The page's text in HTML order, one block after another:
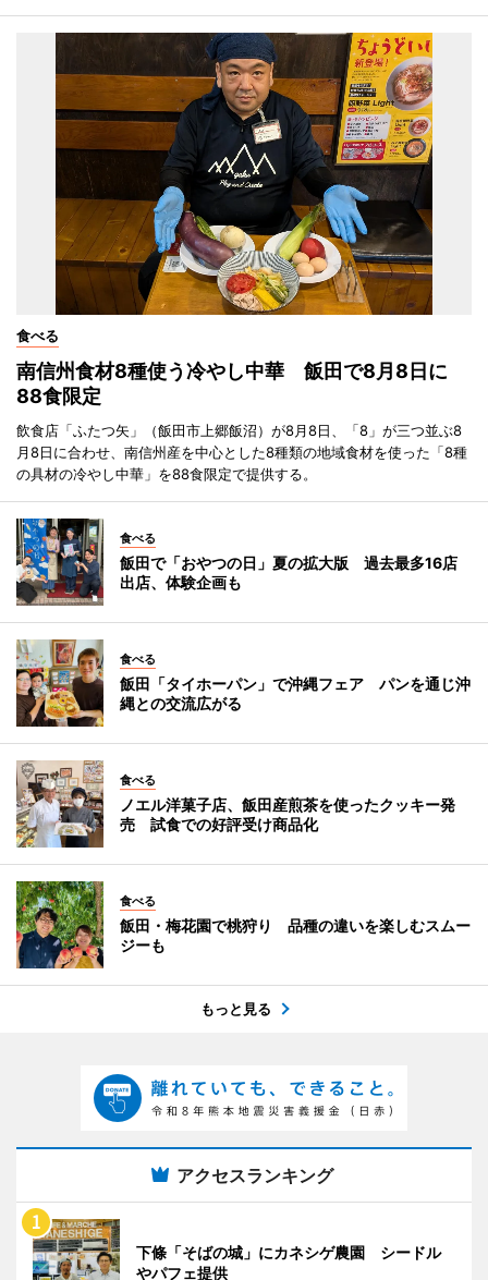
食べる
南信州食材8種使う冷やし中華 飯田で8月8日に
88食限定
飲食店「ふたつ矢」（飯田市上郷飯沼）が8月8日、「8」が三つ並ぶ8
月8日に合わせ、南信州産を中心とした8種類の地域食材を使った「8種
の具材の冷やし中華」を88食限定で提供する。
食べる
飯田で「おやつの日」夏の拡大版 過去最多16店
出店、体験企画も
食べる
飯田「タイホーパン」で沖縄フェア パンを通じ沖
縄との交流広がる
食べる
ノエル洋菓子店、飯田産煎茶を使ったクッキー発
売 試食での好評受け商品化
食べる
飯田・梅花園で桃狩り 品種の違いを楽しむスムー
ジーも
もっと見る
アクセスランキング
下條「そばの城」にカネシゲ農園 シードル
やパフェ提供